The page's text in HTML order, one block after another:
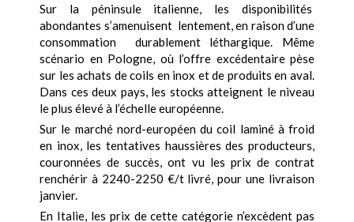
Sur la péninsule italienne, les disponibilités
abondantes s’amenuisent lentement, en raison d’une
consommation durablement léthargique. Même
scénario en Pologne, où l’offre excédentaire pèse
sur les achats de coils en inox et de produits en aval.
Dans ces deux pays, les stocks atteignent le niveau
le plus élevé à l’échelle européenne.
Sur le marché nord-européen du coil laminé à froid
en inox, les tentatives haussières des producteurs,
couronnées de succès, ont vu les prix de contrat
renchérir à 2240-2250 €/t livré, pour une livraison
janvier.
En Italie, les prix de cette catégorie n’excèdent pas